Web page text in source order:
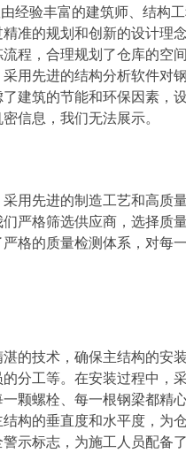
经验丰富的建筑师、结构
准的规划和创新的设计理
程，合理规划了仓库的空
用先进的结构分析软件对
建筑的节能和环保因素，
信息，我们无法展示。
用先进的制造工艺和高质
严格筛选供应商，选择质
格的质量检测体系，对每
的技术，确保主结构的安
分工等。在安装过程中，
颗螺栓、每一根钢梁都精
构的垂直度和水平度，为
示标志，为施工人员配备